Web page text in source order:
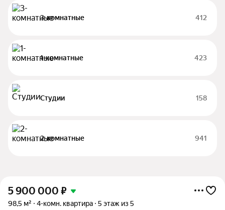
3-комнатные 412
1-комнатные 423
Студии 158
2-комнатные 941
5 900 000 ₽
98,5 м² 4-комн. квартира 5 этаж из 5